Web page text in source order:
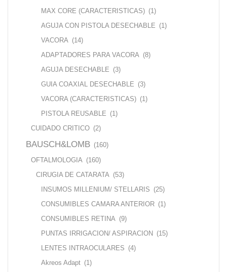
MAX CORE (CARACTERISTICAS) (1)
AGUJA CON PISTOLA DESECHABLE (1)
VACORA (14)
ADAPTADORES PARA VACORA (8)
AGUJA DESECHABLE (3)
GUIA COAXIAL DESECHABLE (3)
VACORA (CARACTERISTICAS) (1)
PISTOLA REUSABLE (1)
CUIDADO CRITICO (2)
BAUSCH&LOMB (160)
OFTALMOLOGIA (160)
CIRUGIA DE CATARATA (53)
INSUMOS MILLENIUM/ STELLARIS (25)
CONSUMIBLES CAMARA ANTERIOR (1)
CONSUMIBLES RETINA (9)
PUNTAS IRRIGACION/ ASPIRACION (15)
LENTES INTRAOCULARES (4)
Akreos Adapt (1)